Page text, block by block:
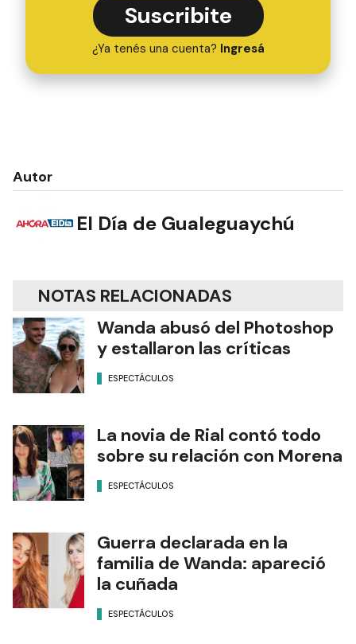
Suscribite
¿Ya tenés una cuenta? Ingresá
Autor
El Día de Gualeguaychú
NOTAS RELACIONADAS
Wanda abusó del Photoshop
y estallaron las críticas
ESPECTÁCULOS
La novia de Rial contó todo
sobre su relación con Morena
ESPECTÁCULOS
Guerra declarada en la
familia de Wanda: apareció
la cuñada
ESPECTÁCULOS